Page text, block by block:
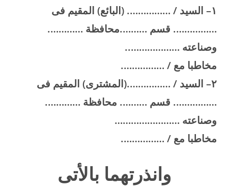
۱– السيد / ……………. (البائع) المقيم فى
……………. قسم ……….محافظة ………….
وصناعته ………………..
مخاطبا مع / …………….
۲– السيد / …………….(المشترى) المقيم فى
……………. قسم ………. محافظة ………….
وصناعته ……………………
مخاطبا مع / …………….
وانذرتهما بالأتى